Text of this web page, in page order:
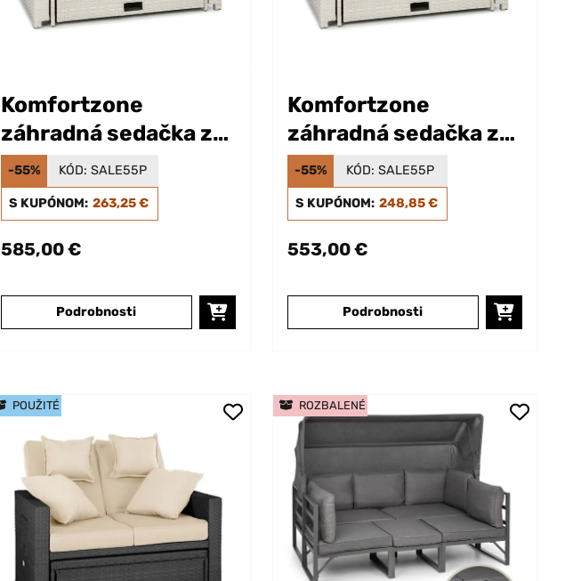
Komfortzone
záhradná sedačka z
polyratanu
-55% KÓD: SALE55P
S KUPÓNOM: 263,25 €
585,00 €
Podrobnosti
Komfortzone
záhradná sedačka z
polyratanu
-55% KÓD: SALE55P
S KUPÓNOM: 248,85 €
553,00 €
Podrobnosti
POUŽITÉ ROZBALENÉ